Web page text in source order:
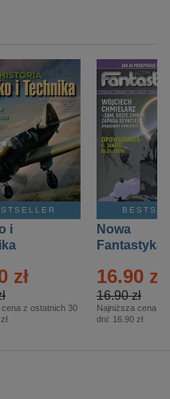
i
–
2/2026
zł
z ostatnich 30
Nowa
Fantastyka
16.90 zł
16.90 zł
Najniższa cena z
dni: 16.90 zł